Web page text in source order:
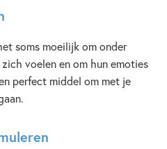
soms moeilijk om onder
voelen en om hun emoties
perfect middel om met je